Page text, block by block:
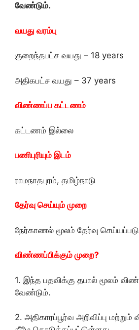
வேண்டும்.
வயது வரம்பு
குறைந்தபட்ச வயது – 18 years
அதிகபட்ச வயது – 37 years
விண்ணப்ப கட்டணம்
கட்டணம் இல்லை
பணிபுரியும் இடம்
ராமநாதபுரம், தமிழ்நாடு
தேர்வு செய்யும் முறை
நேர்காணல் மூலம் தேர்வு
விண்ணப்பிக்கும் முறை?
1. இந்த பதவிக்கு தபால் மூலம்
வேண்டும்.
2. அதிகாரப்பூர்வ அறிவிப்பு